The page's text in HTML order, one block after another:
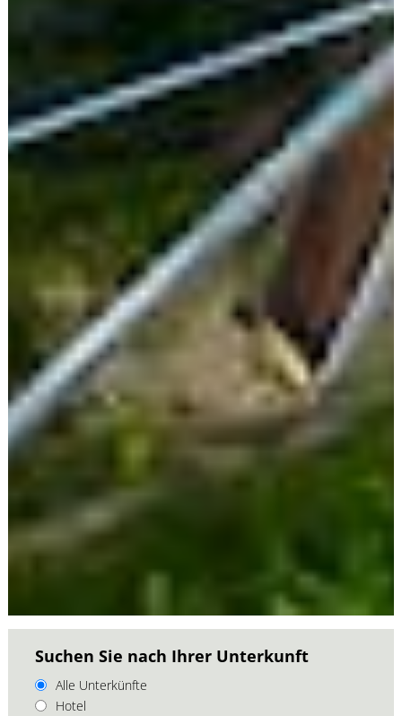
Suchen Sie nach Ihrer Unterkunft
Alle Unterkünfte
Hotel